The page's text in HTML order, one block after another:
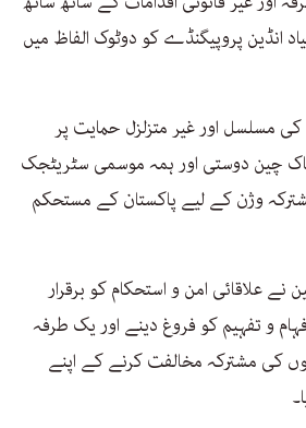
انڈین پروپیگنڈے کو دوٹوک الفاظ میں
مسلسل اور غیر متزلزل حمایت پر
چین دوستی اور ہمہ موسمی سٹریٹجک
وژن کے لیے پاکستان کے مستحکم
نے علاقائی امن و استحکام کو برقرار
و تفہیم کو فروغ دینے اور یک طرفہ
کی مشترکہ مخالفت کرنے کے اپنے